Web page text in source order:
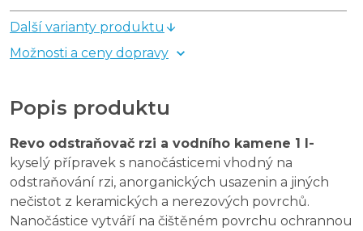
Další varianty produktu
Možnosti a ceny dopravy
Popis produktu
Revo odstraňovač rzi a vodního kamene 1 l-
kyselý přípravek s nanočásticemi vhodný na
odstraňování rzi, anorganických usazenin a jiných
nečistot z keramických a nerezových povrchů.
Nanočástice vytváří na čištěném povrchu ochrannou